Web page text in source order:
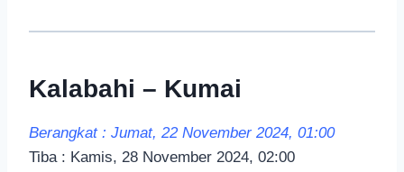
Kalabahi – Kumai
Berangkat : Jumat, 22 November 2024, 01:00
Tiba : Kamis, 28 November 2024, 02:00